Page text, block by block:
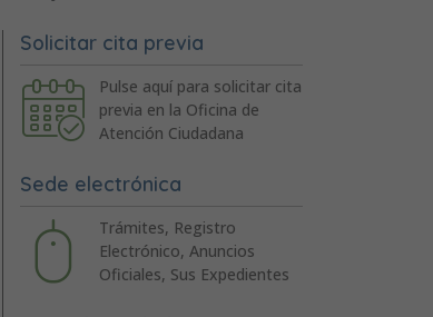
Solicitar cita previa
Pulse aquí para solicitar cita
previa en la Oficina de
Atención Ciudadana
Sede electrónica
Trámites, Registro
Electrónico, Anuncios
Oficiales, Sus Expedientes